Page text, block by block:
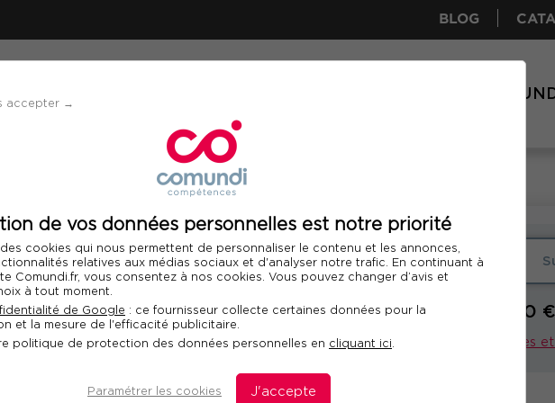
accepter →
de vos données personnelles est notre priorité
cookies qui nous permettent de personnaliser le contenu et les annonces,
relatives aux médias sociaux et d'analyser notre trafic. En continuant à
Comundi.fr, vous consentez à nos cookies. Vous pouvez changer d’avis et
à tout moment.
de Google : ce fournisseur collecte certaines données pour la
et la mesure de l'efficacité publicitaire.
politique de protection des données personnelles en cliquant ici.
Paramétrer les cookies J'accepte
BLOG
Télécharger le programme
social(e) du
au travail
Inter Intra
À PARTIR DE 1450
Voir nos dates